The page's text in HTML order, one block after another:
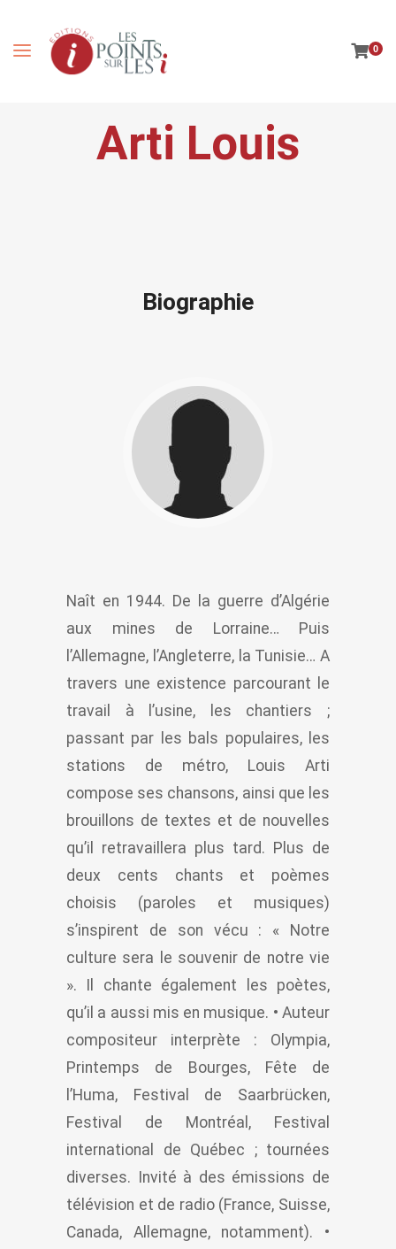
0
Arti Louis
Biographie
Naît en 1944. De la guerre d’Algérie
aux mines de Lorraine… Puis
l’Allemagne, l’Angleterre, la Tunisie… A
travers une existence parcourant le
travail à l’usine, les chantiers ;
passant par les bals populaires, les
stations de métro, Louis Arti
compose ses chansons, ainsi que les
brouillons de textes et de nouvelles
qu’il retravaillera plus tard. Plus de
deux cents chants et poèmes
choisis (paroles et musiques)
s’inspirent de son vécu : « Notre
culture sera le souvenir de notre vie
». Il chante également les poètes,
qu’il a aussi mis en musique. • Auteur
compositeur interprète : Olympia,
Printemps de Bourges, Fête de
l’Huma, Festival de Saarbrücken,
Festival de Montréal, Festival
international de Québec ; tournées
diverses. Invité à des émissions de
télévision et de radio (France, Suisse,
Canada, Allemagne, notamment). •